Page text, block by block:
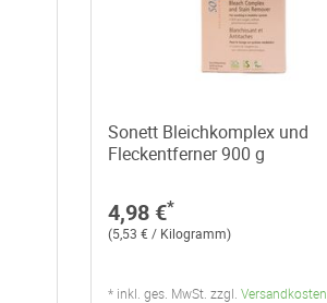
Sonett Bleichkomplex und
Fleckentferner 900 g
4,98 €*
(5,53 € / Kilogramm)
* inkl. ges. MwSt. zzgl. Versandkosten